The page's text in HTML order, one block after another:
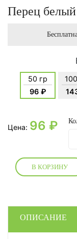
Перец
50 гр
96 ₽
Цена: 96 ₽
В КОРЗИНУ
ОПИСАНИЕ